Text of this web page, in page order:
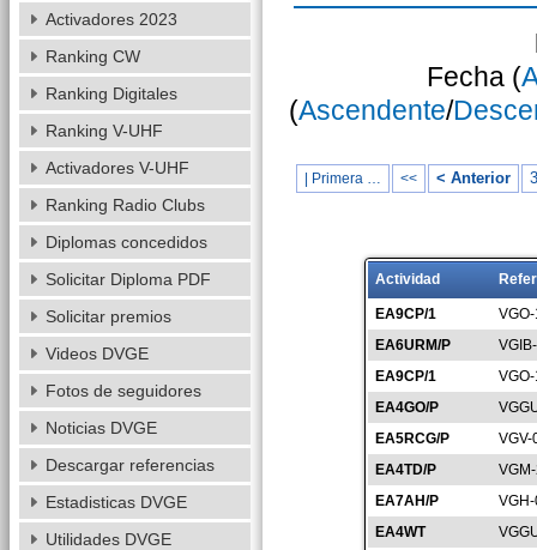
Fecha (
(Ascendente/
| Primera … << < Anterior
Actividad
EA9CP/1
EA6URM/P
EA9CP/1
EA4GO/P
EA5RCG/P
VGV-
EA4TD/P
EA7AH/P
EA4WT
Activadores 2023
Ranking CW
Ranking Digitales
Ranking V-UHF
Activadores V-UHF
Ranking Radio Clubs
Diplomas concedidos
Solicitar Diploma PDF
Solicitar premios
Videos DVGE
Fotos de seguidores
Noticias DVGE
Descargar referencias
Estadisticas DVGE
Utilidades DVGE